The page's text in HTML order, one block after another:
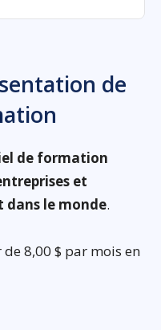
de
de formation
et
dans le monde.
8,00 $ par mois en